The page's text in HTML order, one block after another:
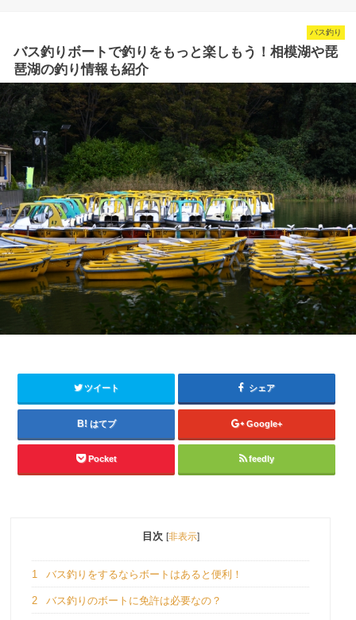
バス釣り
バス釣りボートで釣りをもっと楽しもう！相模湖や琵
琶湖の釣り情報も紹介
ツイート シェア
はてブ Google+
Pocket feedly
目次 [非表示]
1 バス釣りをするならボートはあると便利！
2 バス釣りのボートに免許は必要なの？